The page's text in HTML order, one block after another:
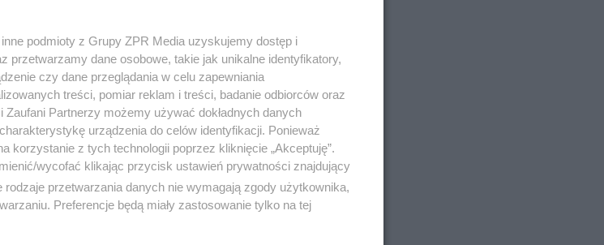
Zanim otworzymy drzwi, możemy
podmioty z Grupy ZPR Media uzyskujemy dostęp i
przetwarzamy dane osobowe, takie jak unikalne identyfikatory,
czy dane przeglądania w celu zapewniania
treści, pomiar reklam i treści, badanie odbiorców oraz
Zaufani Partnerzy możemy używać dokładnych danych
urządzenia do celów identyfikacji. Ponieważ
korzystanie z tych technologii poprzez kliknięcie „Akceptuję”.
wycofać klikając przycisk ustawień prywatności znajdujący
rodzaje przetwarzania danych nie wymagają zgody użytkownika,
Preferencje będą miały zastosowanie tylko na tej